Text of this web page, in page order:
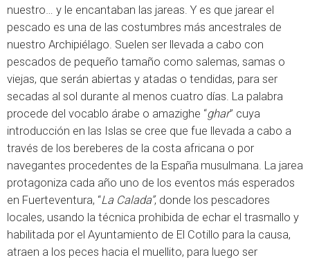
nuestro… y le encantaban las jareas. Y es que jarear el
pescado es una de las costumbres más ancestrales de
nuestro Archipiélago. Suelen ser llevada a cabo con
pescados de pequeño tamaño como salemas, samas o
viejas, que serán abiertas y atadas o tendidas, para ser
secadas al sol durante al menos cuatro días. La palabra
procede del vocablo árabe o amazighe “ghar” cuya
introducción en las Islas se cree que fue llevada a cabo a
través de los bereberes de la costa africana o por
navegantes procedentes de la España musulmana. La jarea
protagoniza cada año uno de los eventos más esperados
en Fuerteventura, “La Calada”, donde los pescadores
locales, usando la técnica prohibida de echar el trasmallo y
habilitada por el Ayuntamiento de El Cotillo para la causa,
atraen a los peces hacia el muellito, para luego ser